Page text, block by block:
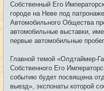
Собственный Его
городе на Неве под
Автомобильного Общества
автомобильные выставки,
первые автомобильные
Главной темой «Олдтаймер-
Собственного Его
событию будет посвящена
выезд», экспонаты которой